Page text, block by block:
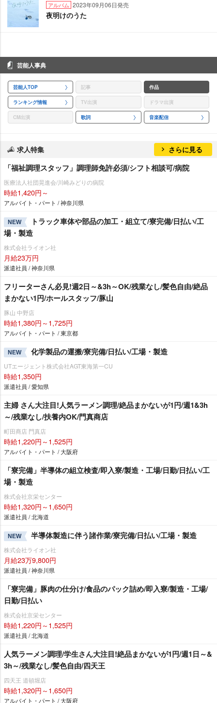
アルバム 2023年09月06日発売
夜明けのうた
芸能人事典
芸能人TOP 記事 作品
ランキング情報 TV出演 ドラマ出演
CM出演 歌詞 音楽配信
求人特集 さらに見る
「福祉調理スタッフ」調理師免許必須/シフト相談可/病院
医療法人社団晃進会/川崎みどりの病院
時給1,420円～
アルバイト・パート / 神奈川県
NEW
トラック車体や部品の加工・組立て/寮完備/日払い/工
場・製造
株式会社ライオン社
月給23万円
派遣社員 / 神奈川県
フリーターさん必見!週2日～&3h～OK/残業なし/髪色自由/絶品
まかない1円/ホールスタッフ/豚山
豚山 中野店
時給1,380円～1,725円
アルバイト・パート / 東京都
NEW 化学製品の運搬/寮完備/日払い/工場・製造
UTエージェント株式会社AGT東海第一CU
時給1,350円
派遣社員 / 愛知県
主婦 さん大注目!人気ラーメン調理/絶品まかないが1円/週1&3h
～/残業なし/扶養内OK/門真商店
町田商店 門真店
時給1,220円～1,525円
アルバイト・パート / 大阪府
「寮完備」半導体の組立検査/即入寮/製造・工場/日勤/日払い/工
場・製造
株式会社京栄センター
時給1,320円～1,650円
派遣社員 / 北海道
NEW 半導体製造に伴う諸作業/寮完備/日払い/工場・製造
株式会社ライオン社
月給23万9,800円
派遣社員 / 神奈川県
「寮完備」豚肉の仕分け/食品のパック詰め/即入寮/製造・工場/
日勤/日払い
株式会社京栄センター
時給1,220円～1,525円
派遣社員 / 北海道
人気ラーメン調理/学生さん大注目!絶品まかないが1円/週1日～&
3h～/残業なし/髪色自由/四天王
四天王 道頓堀店
時給1,320円～1,650円
アルバイト・パート / 大阪府